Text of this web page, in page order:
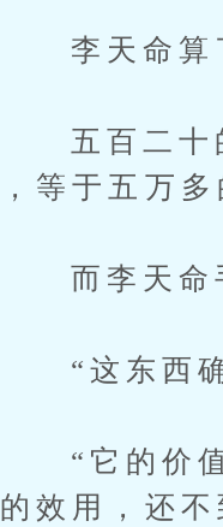
天命算了
百二十的
等于五万多
李天命手
东西确实
的价值，
效用，还